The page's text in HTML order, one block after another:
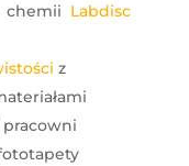
Labdisc
z